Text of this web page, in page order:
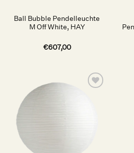
Ball Bubble Pendelleuchte
M Off White, HAY
€607,00